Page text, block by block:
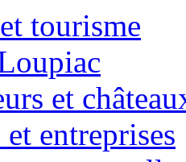
tourisme
et
entreprises